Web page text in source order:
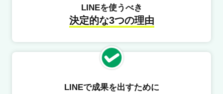
LINEを使うべき
決定的な3つの理由
LINEで成果を出すために